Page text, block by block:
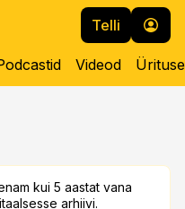
Telli
Videod
kui 5 aastat vana
arhiivi.